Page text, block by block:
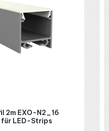
2m EXO-N2_16
für LED-Strips